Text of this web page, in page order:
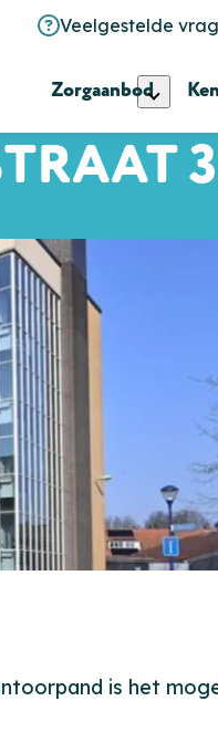
Veelgestelde
Zorgaanbod
is het